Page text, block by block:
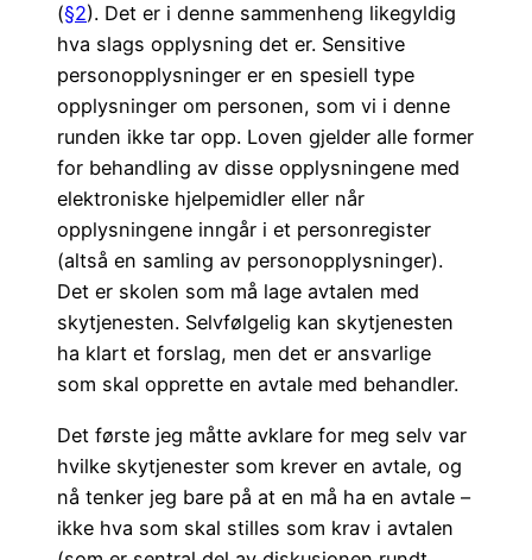
(§2). Det er i denne sammenheng likegyldig
hva slags opplysning det er. Sensitive
personopplysninger er en spesiell type
opplysninger om personen, som vi i denne
runden ikke tar opp. Loven gjelder alle former
for behandling av disse opplysningene med
elektroniske hjelpemidler eller når
opplysningene inngår i et personregister
(altså en samling av personopplysninger).
Det er skolen som må lage avtalen med
skytjenesten. Selvfølgelig kan skytjenesten
ha klart et forslag, men det er ansvarlige
som skal opprette en avtale med behandler.
Det første jeg måtte avklare for meg selv var
hvilke skytjenester som krever en avtale, og
nå tenker jeg bare på at en må ha en avtale –
ikke hva som skal stilles som krav i avtalen